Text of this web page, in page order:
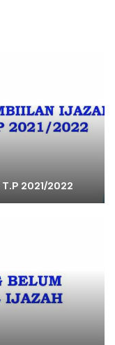
2021/2022